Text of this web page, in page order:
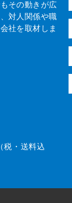
その動きが広
対人関係や職
社を取材しま
税・送料込